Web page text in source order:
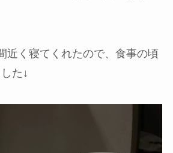
近く寝てくれたので、食事の頃
た↓